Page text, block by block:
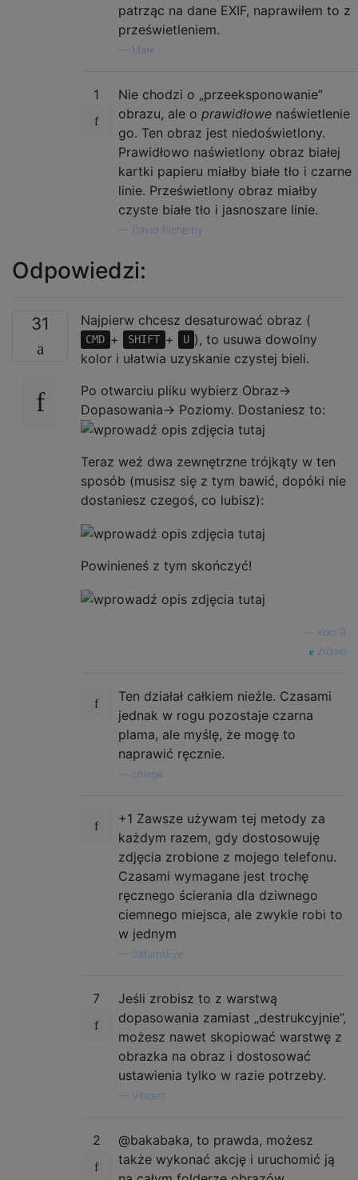
patrząc na dane EXIF, naprawiłem to z
prześwietleniem.
Mark
1
Nie chodzi o „przeeksponowanie”
obrazu, ale o prawidłowe naświetlenie
go. Ten obraz jest niedoświetlony.
Prawidłowo naświetlony obraz białej
kartki papieru miałby białe tło i czarne
linie. Prześwietlony obraz miałby
czyste białe tło i jasnoszare linie.
David Richerby
Odpowiedzi:
31 Najpierw chcesz desaturować obraz (
CMD + SHIFT + U ), to usuwa dowolny
kolor i ułatwia uzyskanie czystej bieli.
Po otwarciu pliku wybierz Obraz->
Dopasowania-> Poziomy. Dostaniesz to:
Teraz weź dwa zewnętrzne trójkąty w ten
sposób (musisz się z tym bawić, dopóki nie
dostaniesz czegoś, co lubisz):
Powinieneś z tym skończyć!
Koło B
źródło
Ten działał całkiem nieźle. Czasami
jednak w rogu pozostaje czarna
plama, ale myślę, że mogę to
naprawić ręcznie.
omega
+1 Zawsze używam tej metody za
każdym razem, gdy dostosowuję
zdjęcia zrobione z mojego telefonu.
Czasami wymagane jest trochę
ręcznego ścierania dla dziwnego
ciemnego miejsca, ale zwykle robi to
w jednym
SaturnsEye
7
Jeśli zrobisz to z warstwą
dopasowania zamiast „destrukcyjnie”,
możesz nawet skopiować warstwę z
obrazka na obraz i dostosować
ustawienia tylko w razie potrzeby.
Vincent
2
@bakabaka, to prawda, możesz
także wykonać akcję i uruchomić ją